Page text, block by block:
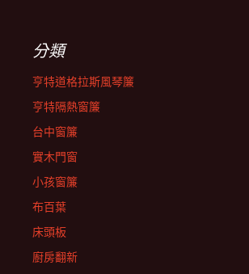
分類
亨特道格拉斯風琴簾
亨特隔熱窗簾
台中窗簾
實木門窗
小孩窗簾
布百葉
床頭板
廚房翻新